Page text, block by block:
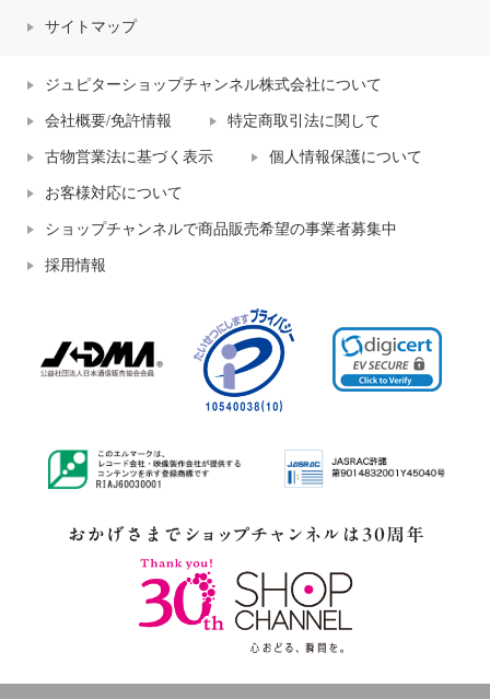
サイトマップ
ジュピターショップチャンネル株式会社について
会社概要/免許情報 特定商取引法に関して
古物営業法に基づく表示 個人情報保護について
お客様対応について
ショップチャンネルで商品販売希望の事業者募集中
採用情報